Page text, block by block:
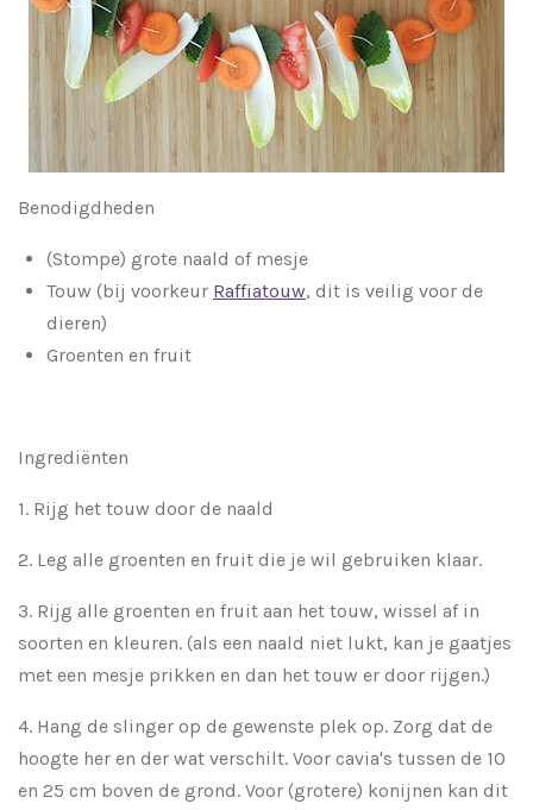
Benodigdheden
(Stompe) grote naald of mesje
Touw (bij voorkeur Raffiatouw, dit is veilig voor de
dieren)
Groenten en fruit
Ingrediënten
1. Rijg het touw door de naald
2. Leg alle groenten en fruit die je wil gebruiken klaar.
3. Rijg alle groenten en fruit aan het touw, wissel af in
soorten en kleuren. (als een naald niet lukt, kan je gaatjes
met een mesje prikken en dan het touw er door rijgen.)
4. Hang de slinger op de gewenste plek op. Zorg dat de
hoogte her en der wat verschilt. Voor cavia's tussen de 10
en 25 cm boven de grond. Voor (grotere) konijnen kan dit